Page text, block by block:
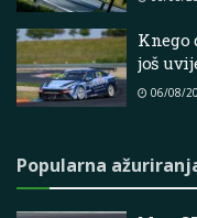
Knego
još
06/08/
Popularna